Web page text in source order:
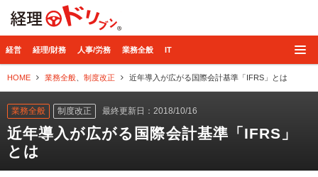
経営 経理/財務 人事/労務 業務全般 IT
HOME 業務全般 制度改正 近年導入が広がる国際会計基準「IFRS」とは
業務全般 制度改正 最終更新日：2018/10/16
近年導入が広がる国際会計基準「IFRS」
とは